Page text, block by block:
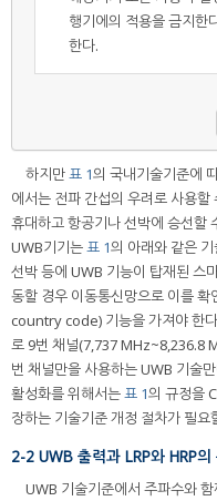
행기에의 적용을 금지한
한다.
하지만표 1의 국내기술기준에
에서는 전파 간섭의 우려로 사용할
휴대하고 항공기나 선박에 승선할
UWB기기는표 1의 아래와 같은
선박 등에 UWB 기능이 탑재된 스
동할 경우 이동통신망으로 이를
country code) 기능을 가져야 한
로 9번 채널(7,737 MHz~8,236.8
번 채널만을 사용하는 UWB 기술
활성화를 위해서는표 1의 규정을
장하는 기술기준 개정 절차가 필요
2-2 UWB 출력과 LRP와 HRP의
UWB 기술기준에서 주파수와